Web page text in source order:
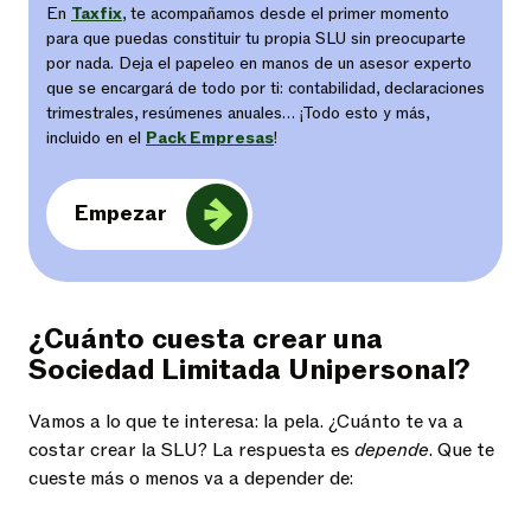
En Taxfix, te acompañamos desde el primer momento
para que puedas constituir tu propia SLU sin preocuparte
por nada. Deja el papeleo en manos de un asesor experto
que se encargará de todo por ti: contabilidad, declaraciones
trimestrales, resúmenes anuales… ¡Todo esto y más,
incluido en el Pack Empresas!
Empezar
¿Cuánto cuesta crear una
Sociedad Limitada Unipersonal?
Vamos a lo que te interesa: la pela. ¿Cuánto te va a
costar crear la SLU? La respuesta es depende. Que te
cueste más o menos va a depender de: